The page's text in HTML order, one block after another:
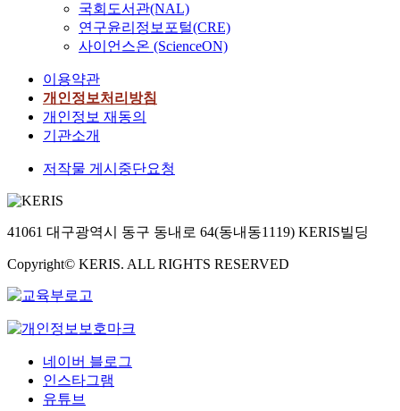
국회도서관(NAL)
연구윤리정보포털(CRE)
사이언스온 (ScienceON)
이용약관
개인정보처리방침
개인정보 재동의
기관소개
저작물 게시중단요청
41061 대구광역시 동구 동내로 64(동내동1119) KERIS빌딩
Copyright© KERIS. ALL RIGHTS RESERVED
네이버 블로그
인스타그램
유튜브